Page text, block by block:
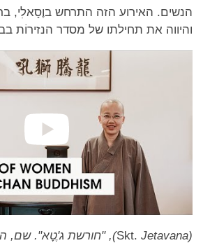
הנשים. האירוע הזה התרחש בוֶסָאלִי,
והיווה את תחילתו של מסדר הנזירוֹת
(
Skt. Jetavana
), "חורשת ג'ֶטָא". שם,